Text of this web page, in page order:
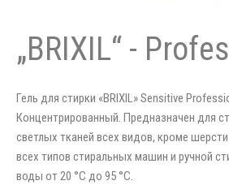
„BRIXIL“ -
Гель для стирки «BRIXIL» Sensitive
Концентрированный. Предназначен для
светлых тканей всех видов, кроме
всех типов стиральных машин и ручной
воды от 20 °C до 95 °C.